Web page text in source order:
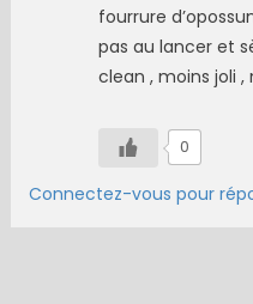
fourrure
pas au lancer et
clean , moins joli
0
Connectez-vous pour